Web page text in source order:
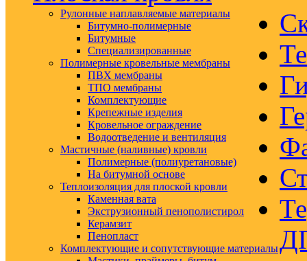
Рулонные наплавляемые материалы
Битумно-полимерные
Битумные
Специализированные
Полимерные кровельные мембраны
ПВХ мембраны
ТПО мембраны
Комплектующие
Крепежные изделия
Кровельное ограждение
Водоотведение и вентиляция
Мастичные (наливные) кровли
Полимерные (полиуретановые)
На битумной основе
Теплоизоляция для плоской кровли
Каменная вата
Экструзионный пенополистирол
Керамзит
Пенопласт
Комплектующие и сопутствующие материалы